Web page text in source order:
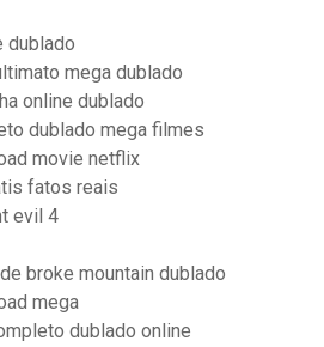
dublado
mega dublado
online dublado
dublado mega filmes
movie netflix
fatos reais
evil 4
broke mountain dublado
mega
dublado online